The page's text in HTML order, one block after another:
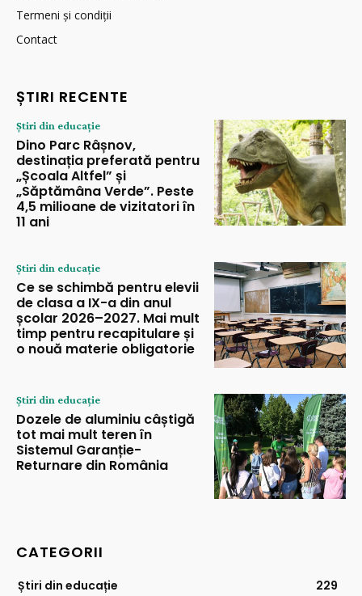
Termeni și condiții
Contact
ȘTIRI RECENTE
Știri din educație
Dino Parc Râșnov,
destinația preferată pentru
„Școala Altfel” și
„Săptămâna Verde”. Peste
4,5 milioane de vizitatori în
11 ani
Știri din educație
Ce se schimbă pentru elevii
de clasa a IX-a din anul
școlar 2026–2027. Mai mult
timp pentru recapitulare și
o nouă materie obligatorie
Știri din educație
Dozele de aluminiu câștigă
tot mai mult teren în
Sistemul Garanție-
Returnare din România
CATEGORII
Știri din educație 229